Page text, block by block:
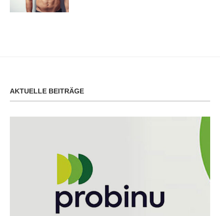
AKTUELLE BEITRÄGE